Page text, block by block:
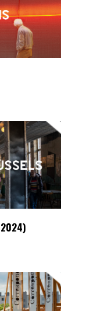
2024)